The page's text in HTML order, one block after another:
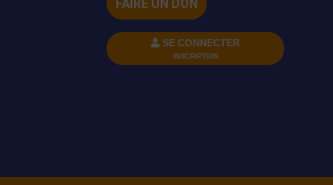
FAIRE UN DON
SE CONNECTER
INSCRIPTION